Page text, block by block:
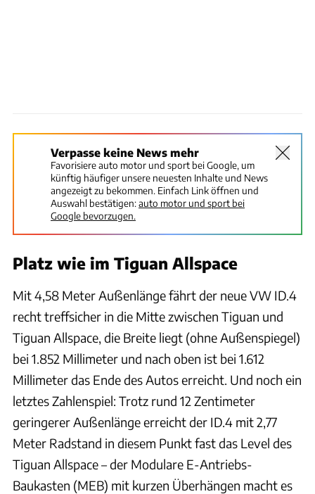
Verpasse keine News mehr
Favorisiere auto motor und sport bei Google, um
künftig häufiger unsere neuesten Inhalte und News
angezeigt zu bekommen. Einfach Link öffnen und
Auswahl bestätigen:auto motor und sport bei
Google bevorzugen.
Platz wie im Tiguan Allspace
Mit 4,58 Meter Außenlänge fährt der neue VW ID.4
recht treffsicher in die Mitte zwischen Tiguan und
Tiguan Allspace, die Breite liegt (ohne Außenspiegel)
bei 1.852 Millimeter und nach oben ist bei 1.612
Millimeter das Ende des Autos erreicht. Und noch ein
letztes Zahlenspiel: Trotz rund 12 Zentimeter
geringerer Außenlänge erreicht der ID.4 mit 2,77
Meter Radstand in diesem Punkt fast das Level des
Tiguan Allspace – der Modulare E-Antriebs-
Baukasten (MEB) mit kurzen Überhängen macht es